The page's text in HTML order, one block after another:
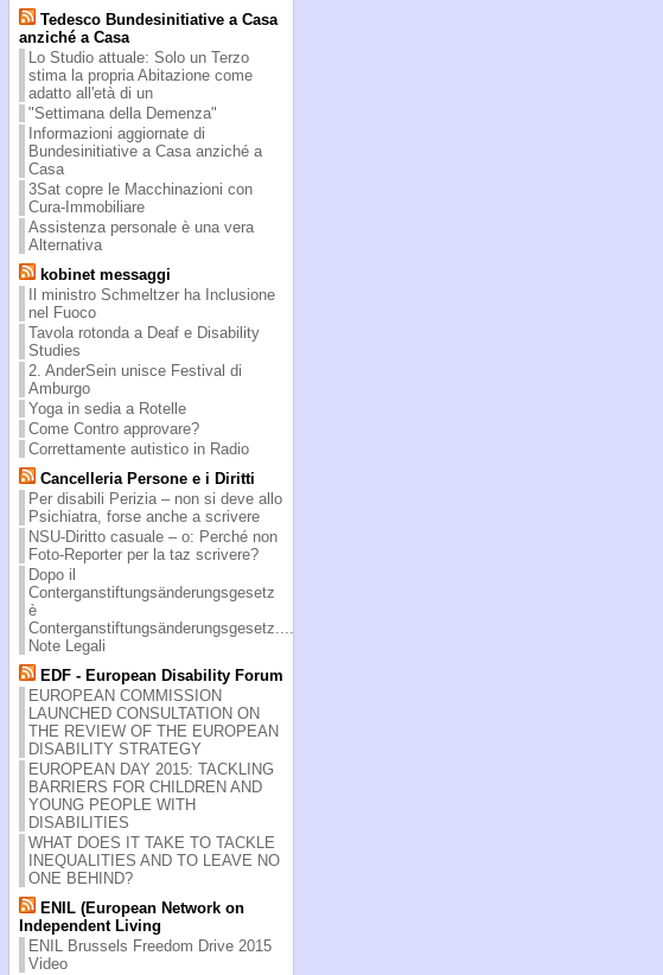
Tedesco Bundesinitiative a Casa
anziché a Casa
Lo Studio attuale: Solo un Terzo
stima la propria Abitazione come
adatto all'età di un
"Settimana della Demenza"
Informazioni aggiornate di
Bundesinitiative a Casa anziché a
Casa
3Sat copre le Macchinazioni con
Cura-Immobiliare
Assistenza personale è una vera
Alternativa
kobinet messaggi
Il ministro Schmeltzer ha Inclusione
nel Fuoco
Tavola rotonda a Deaf e Disability
Studies
2. AnderSein unisce Festival di
Amburgo
Yoga in sedia a Rotelle
Come Contro approvare?
Correttamente autistico in Radio
Cancelleria Persone e i Diritti
Per disabili Perizia – non si deve allo
Psichiatra, forse anche a scrivere
NSU-Diritto casuale – o: Perché non
Foto-Reporter per la taz scrivere?
Dopo il
Conterganstiftungsänderungsgesetz
è
Conterganstiftungsänderungsgesetz....
Note Legali
EDF - European Disability Forum
EUROPEAN COMMISSION
LAUNCHED CONSULTATION ON
THE REVIEW OF THE EUROPEAN
DISABILITY STRATEGY
EUROPEAN DAY 2015: TACKLING
BARRIERS FOR CHILDREN AND
YOUNG PEOPLE WITH
DISABILITIES
WHAT DOES IT TAKE TO TACKLE
INEQUALITIES AND TO LEAVE NO
ONE BEHIND?
ENIL (European Network on
Independent Living
ENIL Brussels Freedom Drive 2015
Video